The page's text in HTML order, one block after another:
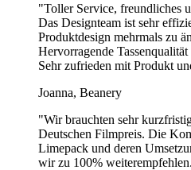
"Toller Service, freundliches
Das Designteam ist sehr
Produktdesign mehrmals zu
Hervorragende
Sehr zufrieden mit Produkt
Joanna, Beanery
"Wir brauchten sehr
Deutschen Filmpreis. Die
Limepack und deren
wir zu 100%